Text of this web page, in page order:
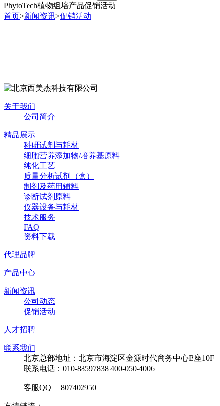
PhytoTech植物组培产品促销活动
首页>新闻资讯>促销活动
关于我们
公司简介
精品展示
科研试剂与耗材
细胞营养添加物/培养基原料
纯化工艺
质量分析试剂（盒）
制剂及药用辅料
诊断试剂原料
仪器设备与耗材
技术服务
FAQ
资料下载
代理品牌
产品中心
新闻资讯
公司动态
促销活动
人才招聘
联系我们
北京总部地址：北京市海淀区金源时代商务中心B座10F
联系电话：010-88597838 400-050-4006
客服QQ： 807402950